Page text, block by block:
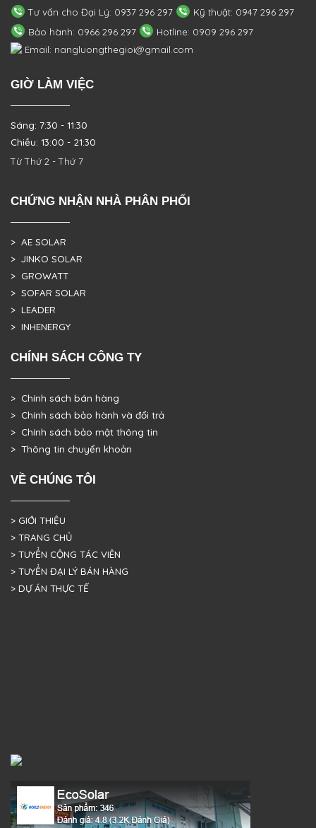
Tư vấn cho Đại Lý: 0937 296 297
Kỹ thuật: 0947 296 297
Bảo hành: 0966 296 297
Hotline: 0909 296 297
Email: nangluongthegioi@gmail.com
GIỜ LÀM VIỆC
Sáng: 7:30 - 11:30
Chiều: 13:00 - 21:30
Từ Thứ 2 - Thứ 7
CHỨNG NHẬN NHÀ PHÂN PHỐI
> AE SOLAR
> JINKO SOLAR
> GROWATT
> SOFAR SOLAR
> LEADER
> INHENERGY
CHÍNH SÁCH CÔNG TY
> Chính sách bán hàng
> Chính sách bảo hành và đổi trả
> Chính sách bảo mật thông tin
> Thông tin chuyển khoản
VỀ CHÚNG TÔI
> GIỚI THIỆU
> TRANG CHỦ
> TUYỂN CỘNG TÁC VIÊN
> TUYỂN ĐẠI LÝ BÁN HÀNG
> DỰ ÁN THỰC TẾ